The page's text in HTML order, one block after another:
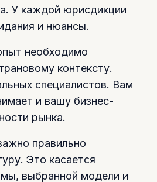
У каждой юрисдикции
и нюансы.
необходимо
контексту.
специалистов. Вам
и вашу бизнес-
рынка.
правильно
Это касается
выбранной модели и